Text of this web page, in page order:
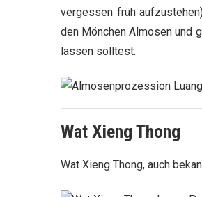
vergessen früh
den Mönchen Almosen und
lassen solltest.
Wat Xieng Thong
Wat Xieng Thong, auch